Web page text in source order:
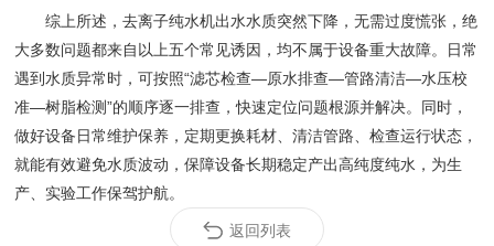
综上所述，去离子纯水机出水水质突然下降，无需过度慌张，绝
大多数问题都来自以上五个常见诱因，均不属于设备重大故障。日常
遇到水质异常时，可按照“滤芯检查—原水排查—管路清洁—水压校
准—树脂检测”的顺序逐一排查，快速定位问题根源并解决。同时，
做好设备日常维护保养，定期更换耗材、清洁管路、检查运行状态，
就能有效避免水质波动，保障设备长期稳定产出高纯度纯水，为生
产、实验工作保驾护航。
返回列表